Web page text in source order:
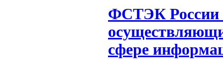
ФСТЭК России
сфере